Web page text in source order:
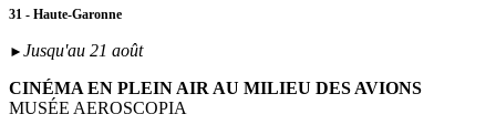
31 - Haute-Garonne
► Jusqu'au 21 août
CINÉMA EN PLEIN AIR AU MILIEU DES AVIONS
MUSÉE AEROSCOPIA